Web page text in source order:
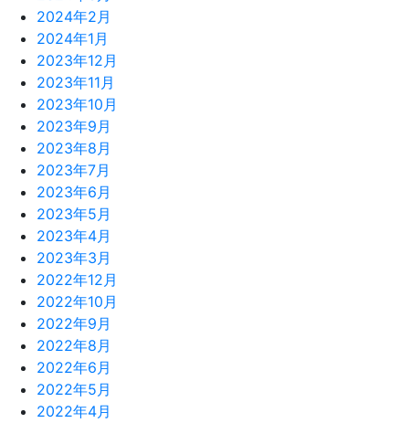
2024年2月
2024年1月
2023年12月
2023年11月
2023年10月
2023年9月
2023年8月
2023年7月
2023年6月
2023年5月
2023年4月
2023年3月
2022年12月
2022年10月
2022年9月
2022年8月
2022年6月
2022年5月
2022年4月